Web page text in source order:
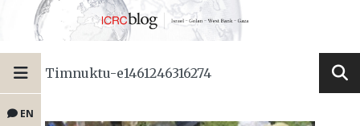
EN
Timnuktu-e1461246316274